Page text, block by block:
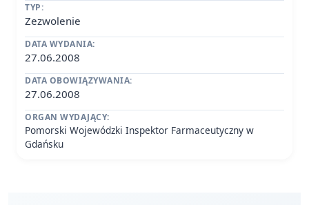
TYP:
Zezwolenie
DATA WYDANIA:
27.06.2008
DATA OBOWIĄZYWANIA:
27.06.2008
ORGAN WYDAJĄCY:
Pomorski Wojewódzki Inspektor Farmaceutyczny w
Gdańsku